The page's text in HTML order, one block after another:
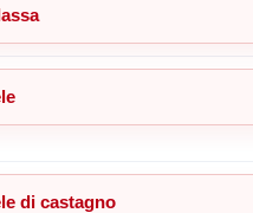
di castagno